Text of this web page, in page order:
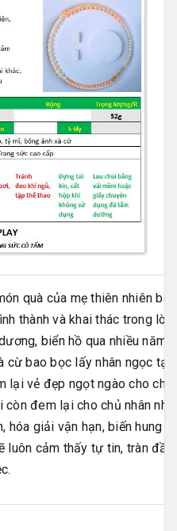
quà của mẹ thiên nhiên
thành và khai thác trong
biển hồ qua nhiều năm,
cừ bao bọc lấy nhân ngọc
lại vẻ đẹp ngọt ngào cho chị
còn đem lại cho chủ nhân
hóa giải vận hạn, biến hung
luôn cảm thấy tự tin, tràn